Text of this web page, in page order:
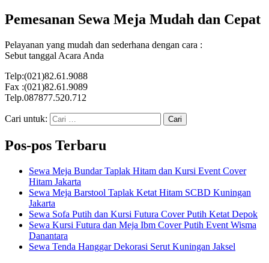
Pemesanan Sewa Meja Mudah dan Cepat
Pelayanan yang mudah dan sederhana dengan cara :
Sebut tanggal Acara Anda
Telp:(021)82.61.9088
Fax :(021)82.61.9089
Telp.087877.520.712
Cari untuk:
Pos-pos Terbaru
Sewa Meja Bundar Taplak Hitam dan Kursi Event Cover
Hitam Jakarta
Sewa Meja Barstool Taplak Ketat Hitam SCBD Kuningan
Jakarta
Sewa Sofa Putih dan Kursi Futura Cover Putih Ketat Depok
Sewa Kursi Futura dan Meja Ibm Cover Putih Event Wisma
Danantara
Sewa Tenda Hanggar Dekorasi Serut Kuningan Jaksel